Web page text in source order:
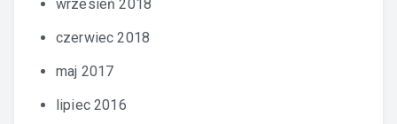
wrzesień 2018
czerwiec 2018
maj 2017
lipiec 2016